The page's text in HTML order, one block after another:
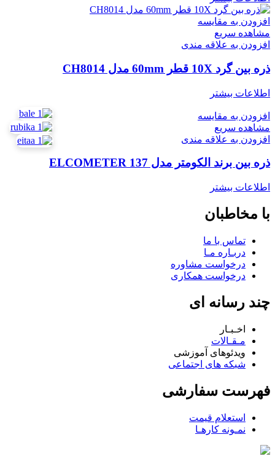
افزودن به مقایسه
مشاهده سریع
افزودن به علاقه مندی
ذره بین گرد 10X قطر 60mm مدل CH8014
اطلاعات بیشتر
افزودن به مقایسه
مشاهده سریع
افزودن به علاقه مندی
ذره بین برند الکومتر مدل ELCOMETER 137
اطلاعات بیشتر
با مخاطبان
تماس با ما
دربـاره مـا
درخواست مشاوره
درخواست همکاری
چند رسانه ای
اخـبـار
مـقـالات
ویدئوهای آموزشی
شبکه های اجتماعی
فهرست سفارشی
استعلام قیمت
نمـونه کارهـا